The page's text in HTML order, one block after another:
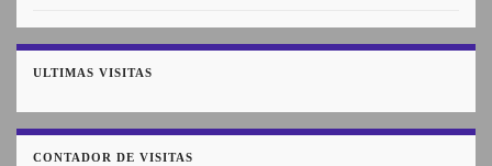
ULTIMAS VISITAS
CONTADOR DE VISITAS